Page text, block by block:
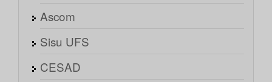
Ascom
Sisu UFS
CESAD